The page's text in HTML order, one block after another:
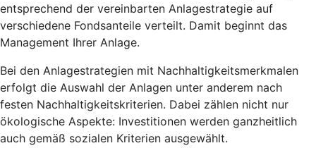
entsprechend der vereinbarten Anlagestrategie auf
verschiedene Fondsanteile verteilt. Damit beginnt das
Management Ihrer Anlage.
Bei den Anlagestrategien mit Nachhaltigkeitsmerkmalen
erfolgt die Auswahl der Anlagen unter anderem nach
festen Nachhaltigkeitskriterien. Dabei zählen nicht nur
ökologische Aspekte: Investitionen werden ganzheitlich
auch gemäß sozialen Kriterien ausgewählt.